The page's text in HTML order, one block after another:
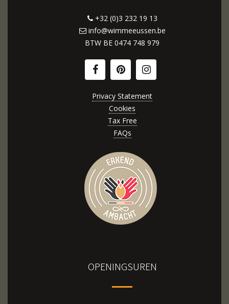
+32 (0)3 232 19 13
info@wimmeeussen.be
BTW BE 0474 748 979
Privacy Statement
Cookies
Tax Free
FAQs
OPENINGSUREN